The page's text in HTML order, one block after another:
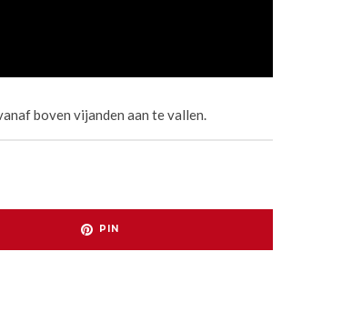
boven vijanden aan te vallen.
PIN